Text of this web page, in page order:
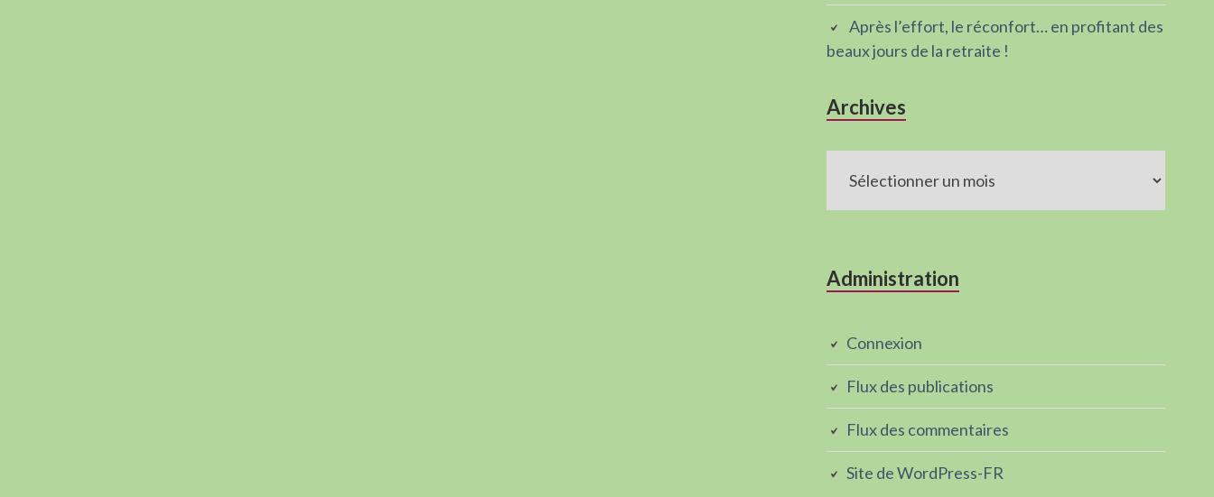
Après l’effort, le réconfort… en profitant des
beaux jours de la retraite !
Archives
Administration
Connexion
Flux des publications
Flux des commentaires
Site de WordPress-FR